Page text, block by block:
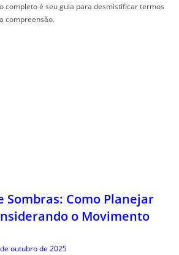
completo é seu guia para desmistificar termos
compreensão.
Sombras: Como Planejar
o Movimento
outubro de 2025